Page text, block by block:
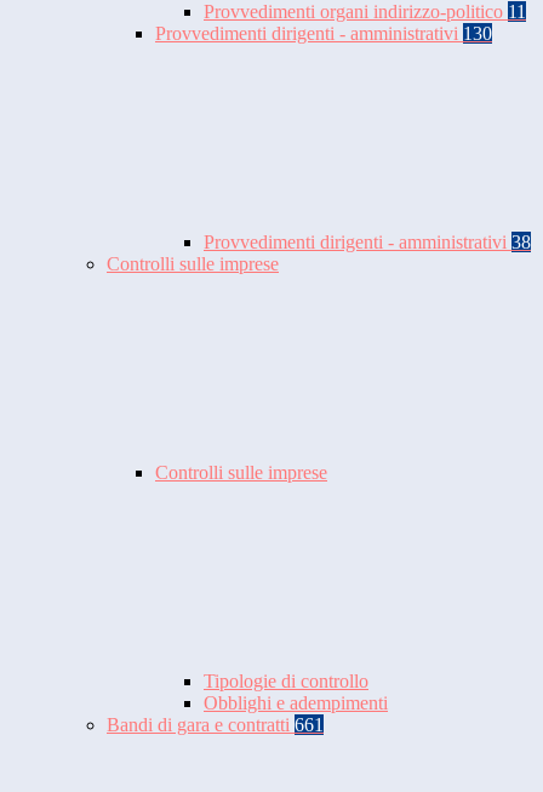
Provvedimenti organi indirizzo-politico 11
Provvedimenti dirigenti - amministrativi 130
Provvedimenti dirigenti - amministrativi 38
Controlli sulle imprese
Controlli sulle imprese
Tipologie di controllo
Obblighi e adempimenti
Bandi di gara e contratti 661